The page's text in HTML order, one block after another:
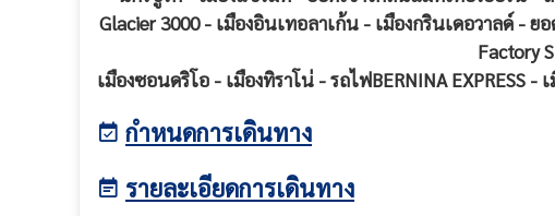
Glacier 3000 - เมืองอินเทอลาเก้น - เมืองกรินเดอวาลด์ - ย
Factory
เมืองซอนดริโอ - เมืองทิราโน่ - รถไฟBERNINA
กำหนดการเดินทาง
รายละเอียดการเดินทาง